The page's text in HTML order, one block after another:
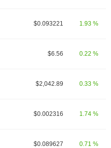
$0.093221 1.93 %
$6.56 0.22 %
$2,042.89 0.33 %
$0.002316 1.74 %
$0.089627 0.71 %